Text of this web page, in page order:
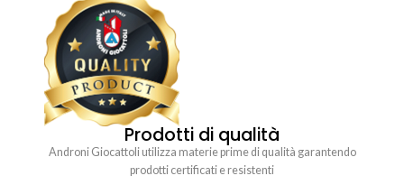
Prodotti di qualità
Androni Giocattoli utilizza materie prime di qualità garantendo
prodotti certificati e resistenti